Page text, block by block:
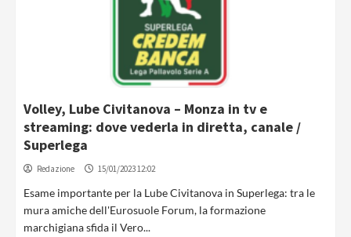
Volley, Lube Civitanova – Monza in tv e
streaming: dove vederla in diretta, canale /
Superlega
Redazione 15/01/2023 12:02
Esame importante per la Lube Civitanova in Superlega: tra le
mura amiche dell'Eurosuole Forum, la formazione
marchigiana sfida il Vero...